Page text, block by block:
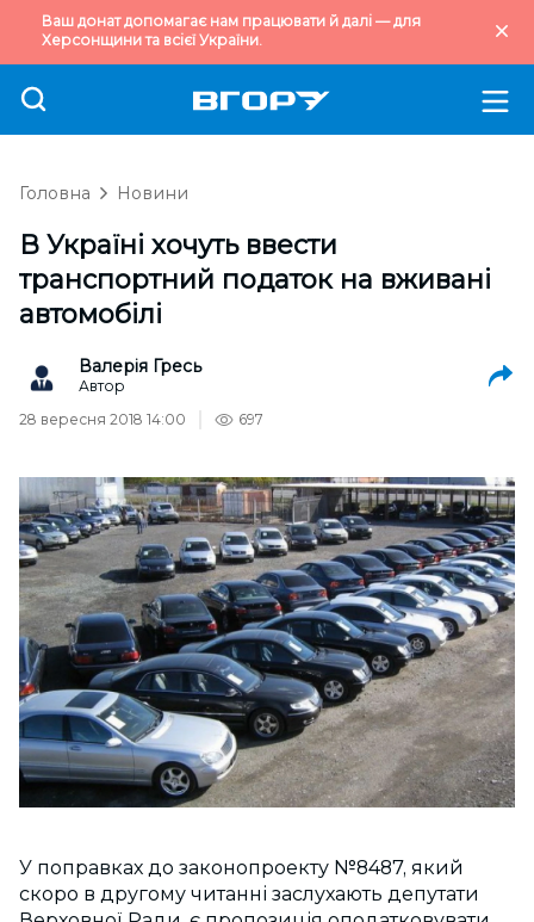
Ваш донат допомагає нам працювати й далі — для
Херсонщини та всієї України.
Головна Новини
В Україні хочуть ввести
транспортний податок на вживані
автомобілі
Валерія Гресь
Автор
28 вересня 2018 14:00
697
У поправках до законопроекту №8487, який
скоро в другому читанні заслухають депутати